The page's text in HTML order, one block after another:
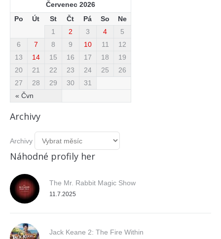
Červenec 2026
Po
Út St Čt Pá So Ne
« Čvn
1 2 3 4
5
6
7 8 9 10 11
12
13
14 15 16 17 18
19
20
21 22 23 24 25
26
27
28 29 30 31
Archivy
Archivy
Náhodné profily her
The Mr. Rabbit Magic Show
11.7.2025
Jack Keane 2: The Fire Within